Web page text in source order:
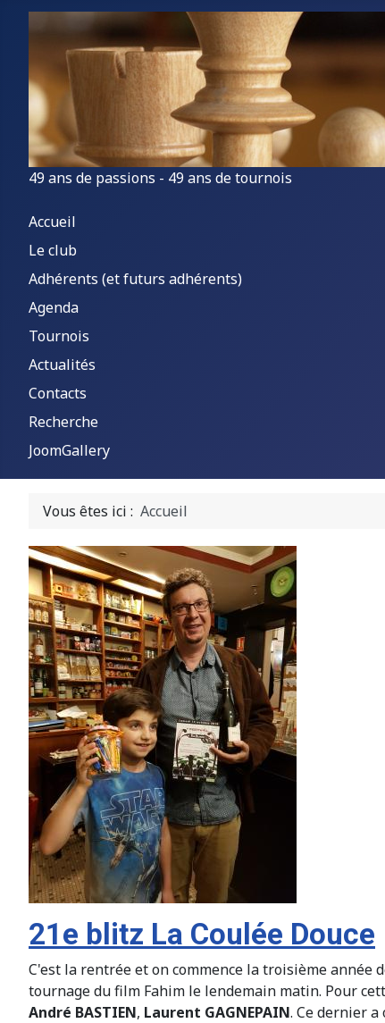
49 ans de passions - 49 ans de tournois
Accueil
Le club
Adhérents (et futurs adhérents)
Agenda
Tournois
Actualités
Contacts
Recherche
JoomGallery
Vous êtes ici : Accueil
21e blitz La Coulée Douce
C'est la rentrée et on commence la troisième année
tournage du film Fahim le lendemain matin. Pour
André BASTIEN, Laurent GAGNEPAIN. Ce dernier